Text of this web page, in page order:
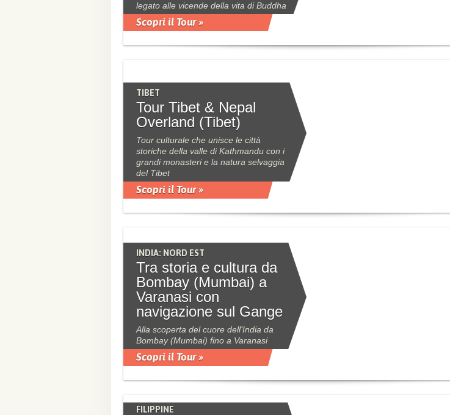
legato alle vicende della vita di Buddha
Scopri il Tour »
TIBET
Tour Tibet & Nepal
Overland (Tibet)
Tour culturale che unisce le città
storiche della valle di Kathmandu con i
grandi monasteri e la natura selvaggia
del Tibet
Scopri il Tour »
INDIA: NORD EST
Tra storia e cultura da
Bombay (Mumbai) a
Varanasi con
navigazione sul Gange
Alla scoperta del cuore dell'India da
Bombay (Mumbai) fino a Varanasi
Scopri il Tour »
FILIPPINE